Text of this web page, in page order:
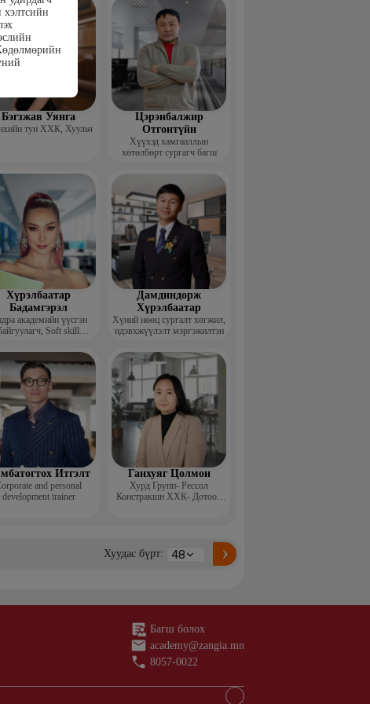
Бэгзжав Уянга
тун ХХК, Хуульч
Цэрэнбалжир
Отгонтүйн
Хүүхэд хамгааллын
хөтөлбөрт сургагч багш
Хүрэлбаатар
Бадамгэрэл
академийн үүсгэн
Soft skill
зүйн ментор, Монголын
мисс, Топ модель
Дамдиндорж
Хүрэлбаатар
Хүний нөөц сургалт хөгжил,
идэвхжүүлэлт мэргэжилтэн
Итгэлт
and personal
development trainer
Ганхуяг Цолмон
Хурд Групп- Рессол
Констракшн ХХК- Дотоод
Хуудас бүрт:
Багш болох
academy@zangia.mn
8057-0022